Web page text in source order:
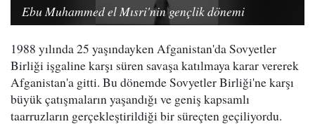
Ebu Muhammed el Mısri'nin gençlik dönemi
1988 yılında 25 yaşındayken Afganistan'da Sovyetler
Birliği işgaline karşı süren savaşa katılmaya karar vererek
Afganistan'a gitti. Bu dönemde Sovyetler Birliği'ne karşı
büyük çatışmaların yaşandığı ve geniş kapsamlı
taarruzların gerçekleştirildiği bir süreçten geçiliyordu.